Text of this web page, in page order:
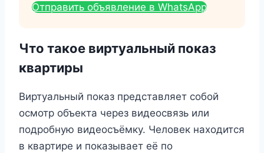
Отправить объявление в WhatsApp
Что такое виртуальный показ
квартиры
Виртуальный показ представляет собой
осмотр объекта через видеосвязь или
подробную видеосъёмку. Человек находится
в квартире и показывает её по